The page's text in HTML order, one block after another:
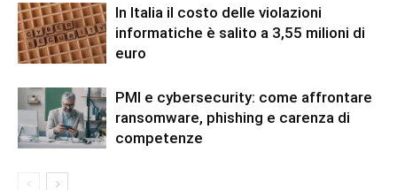
In Italia il costo delle violazioni
informatiche è salito a 3,55 milioni di
euro
PMI e cybersecurity: come affrontare
ransomware, phishing e carenza di
competenze